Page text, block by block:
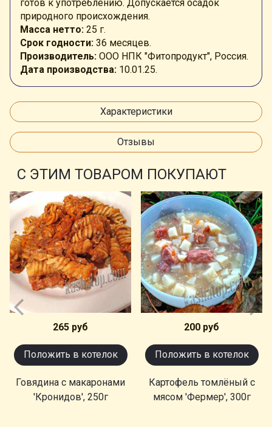
готов к употреблению. Допускается осадок
природного происхождения.
Масса нетто: 25 г.
Срок годности: 36 месяцев.
Производитель: ООО НПК "Фитопродукт", Россия.
Дата производства: 10.01.25.
Характеристики
Отзывы
С ЭТИМ ТОВАРОМ ПОКУПАЮТ
265 руб
Положить в котелок
Говядина с макаронами
'Кронидов', 250г
200 руб
Положить в котелок
Картофель томлёный с
мясом 'Фермер', 300г